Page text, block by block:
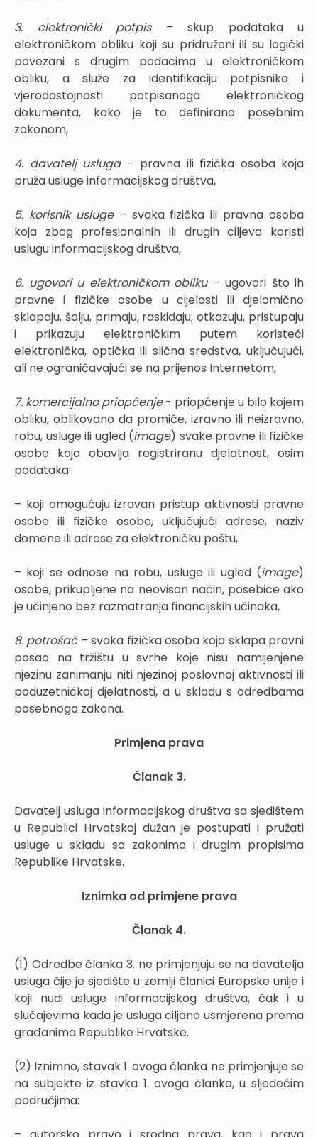
3. elektronički potpis– skup podataka u
elektroničkom obliku koji su pridruženi ili su logički
povezani s drugim podacima u elektroničkom
obliku, a služe za identifikaciju potpisnika i
vjerodostojnosti potpisanoga elektroničkog
dokumenta, kako je to definirano posebnim
zakonom,
4. davatelj usluga– pravna ili fizička osoba koja
pruža usluge informacijskog društva,
5. korisnik usluge– svaka fizička ili pravna osoba
koja zbog profesionalnih ili drugih ciljeva koristi
uslugu informacijskog društva,
6. ugovori u elektroničkom obliku– ugovori što ih
pravne i fizičke osobe u cijelosti ili djelomično
sklapaju, šalju, primaju, raskidaju, otkazuju, pristupaju
i prikazuju elektroničkim putem koristeći
elektronička, optička ili slična sredstva, uključujući,
ali ne ograničavajući se na prijenos Internetom,
7. komercijalno priopćenje- priopćenje u bilo kojem
obliku, oblikovano da promiče, izravno ili neizravno,
robu, usluge ili ugled (image) svake pravne ili fizičke
osobe koja obavlja registriranu djelatnost, osim
podataka:
– koji omogućuju izravan pristup aktivnosti pravne
osobe ili fizičke osobe, uključujući adrese, naziv
domene ili adrese za elektroničku poštu,
– koji se odnose na robu, usluge ili ugled (image)
osobe, prikupljene na neovisan način, posebice ako
je učinjeno bez razmatranja financijskih učinaka,
8. potrošač– svaka fizička osoba koja sklapa pravni
posao na tržištu u svrhe koje nisu namijenjene
njezinu zanimanju niti njezinoj poslovnoj aktivnosti ili
poduzetničkoj djelatnosti, a u skladu s odredbama
posebnoga zakona.
Primjena prava
Članak 3.
Davatelj usluga informacijskog društva sa sjedištem
u Republici Hrvatskoj dužan je postupati i pružati
usluge u skladu sa zakonima i drugim propisima
Republike Hrvatske.
Iznimka od primjene prava
Članak 4.
(1) Odredbe članka 3. ne primjenjuju se na davatelja
usluga čije je sjedište u zemlji članici Europske unije i
koji nudi usluge informacijskog društva, čak i u
slučajevima kada je usluga ciljano usmjerena prema
građanima Republike Hrvatske.
(2) Iznimno, stavak 1. ovoga članka ne primjenjuje se
na subjekte iz stavka 1. ovoga članka, u sljedećim
područjima: